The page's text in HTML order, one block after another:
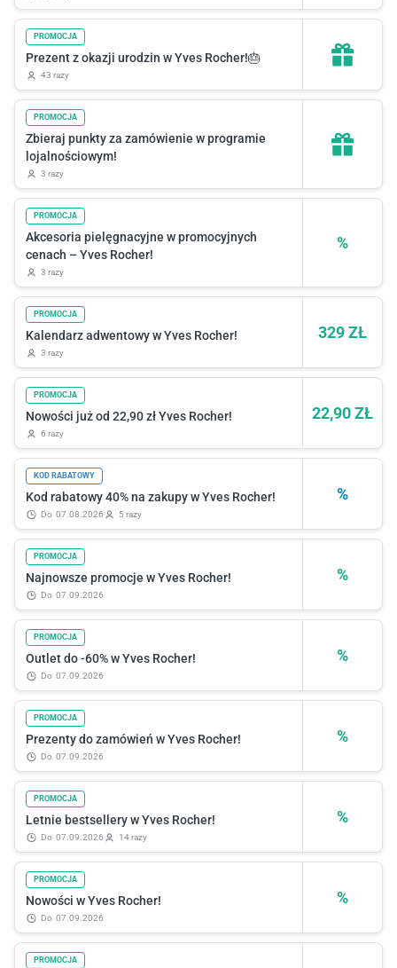
PROMOCJA
Prezent z okazji urodzin w Yves Rocher!🎂
43 razy
PROMOCJA
Zbieraj punkty za zamówienie w programie
lojalnościowym!
3 razy
%
PROMOCJA
Akcesoria pielęgnacyjne w promocyjnych
cenach – Yves Rocher!
3 razy
329 ZŁ
PROMOCJA
Kalendarz adwentowy w Yves Rocher!
3 razy
22,90 ZŁ
PROMOCJA
Nowości już od 22,90 zł Yves Rocher!
6 razy
%
KOD RABATOWY
Kod rabatowy 40% na zakupy w Yves Rocher!
do 07.08.2026 5 razy
%
PROMOCJA
Najnowsze promocje w Yves Rocher!
do 07.09.2026
%
PROMOCJA
Outlet do -60% w Yves Rocher!
do 07.09.2026
%
PROMOCJA
Prezenty do zamówień w Yves Rocher!
do 07.09.2026
%
PROMOCJA
Letnie bestsellery w Yves Rocher!
do 07.09.2026 14 razy
%
PROMOCJA
Nowości w Yves Rocher!
do 07.09.2026
PROMOCJA